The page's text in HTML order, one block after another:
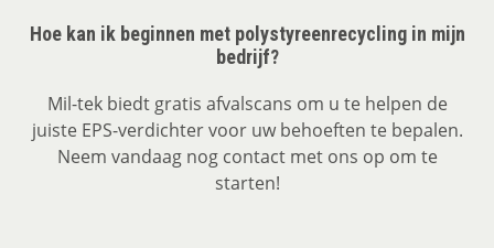
Hoe kan ik beginnen met polystyreenrecycling in mijn
bedrijf?
Mil-tek biedt gratis afvalscans om u te helpen de
juiste EPS-verdichter voor uw behoeften te bepalen.
Neem vandaag nog contact met ons op om te
starten!